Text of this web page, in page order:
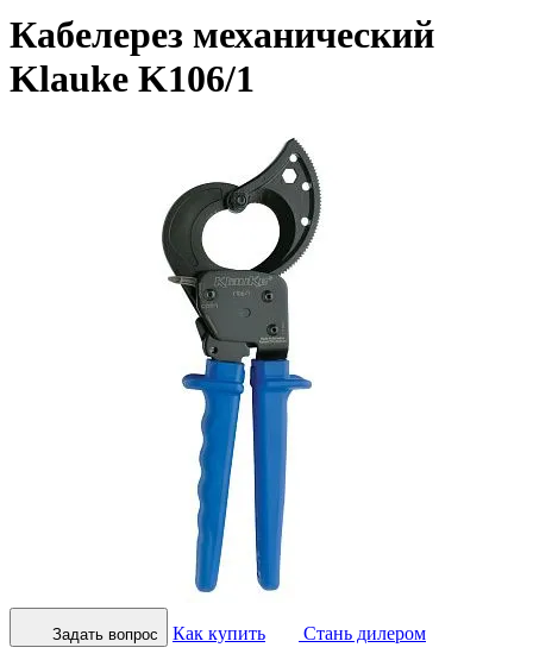
Кабелерез механический
Klauke K106/1
Задать вопрос Как купить Стань дилером